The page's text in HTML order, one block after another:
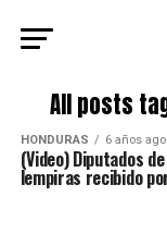
All posts
HONDURAS 6 años ago
(Video) Diputados
lempiras recibido